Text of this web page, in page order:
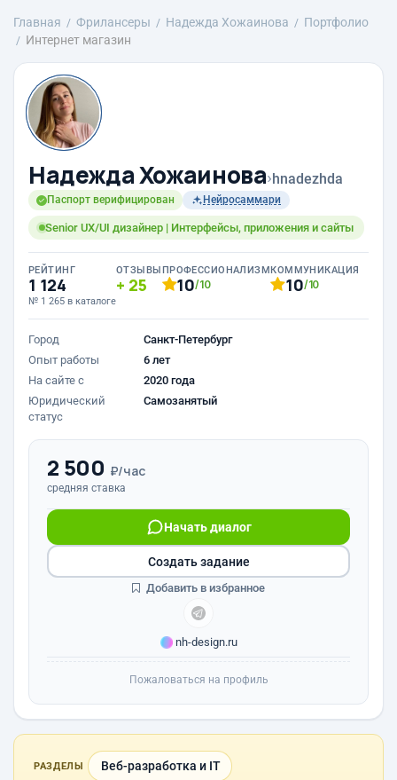
Главная Фрилансеры Надежда Хожаинова
Портфолио
Интернет магазин
Надежда Хожаинова›hnadezhda
Паспорт верифицирован Нейросаммари
Senior UX/UI дизайнер | Интерфейсы, приложения и сайты
РЕЙТИНГ
1 124
№ 1 265 в каталоге
ОТЗЫВЫ
25
ПРОФЕССИОНАЛИЗМ
10/10
КОММУНИКАЦИЯ
10/10
Город
Санкт-Петербург
Опыт работы
6 лет
На сайте с
2020 года
Юридический
статус
Самозанятый
2 500 ₽/час
средняя ставка
Начать диалог
nh-design.ru
Создать задание
Добавить в избранное
Пожаловаться на профиль
РАЗДЕЛЫ Веб-разработка и IT